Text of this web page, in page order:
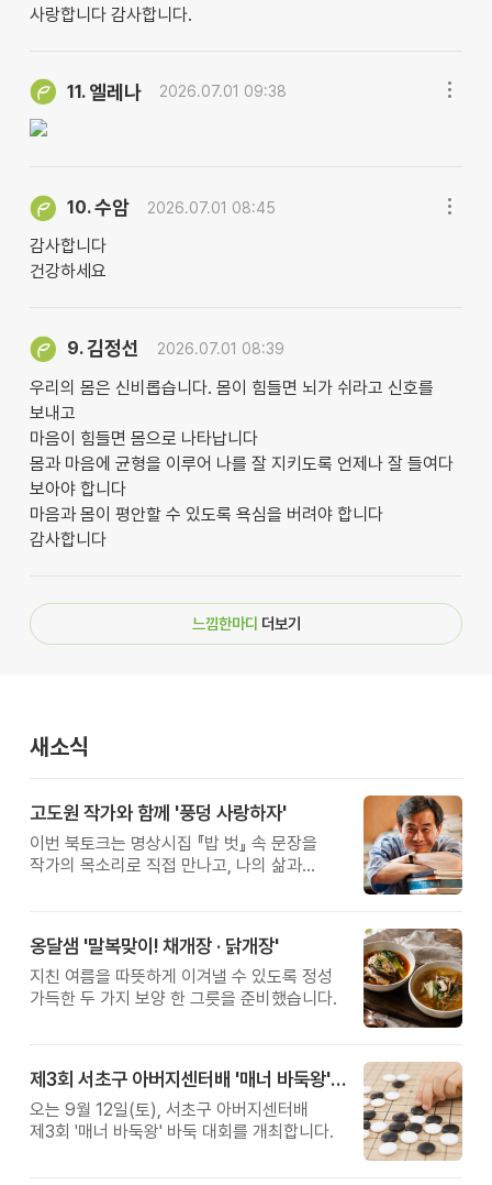
사랑합니다 감사합니다.
11. 엘레나 2026.07.01 09:38
10.수암 2026.07.01 08:45
감사합니다
건강하세요
9.김정선 2026.07.01 08:39
우리의 몸은 신비롭습니다. 몸이 힘들면 뇌가 쉬라고 신호를
보내고
마음이 힘들면 몸으로 나타납니다
몸과 마음에 균형을 이루어 나를 잘 지키도록 언제나 잘 들여다
보아야 합니다
마음과 몸이 평안할 수 있도록 욕심을 버려야 합니다
감사합니다
느낌한마디 더보기
새소식
고도원 작가와 함께 '풍덩 사랑하자'
이번 북토크는 명상시집 『밥 벗』 속 문장을
작가의 목소리로 직접 만나고, 나의 삶과
옹달샘 '말복맞이! 채개장 · 닭개장'
지친 여름을 따뜻하게 이겨낼 수 있도록 정성
가득한 두 가지 보양 한 그릇을 준비했습니다.
제3회 서초구 아버지센터배 '매너 바둑왕' 대회
오는 9월 12일(토), 서초구 아버지센터배
제3회 '매너 바둑왕' 바둑 대회를 개최합니다.